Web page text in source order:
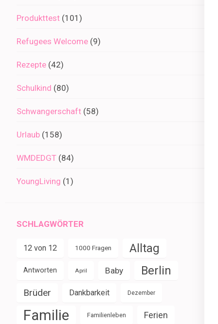
Produkttest (101)
Refugees Welcome (9)
Rezepte (42)
Schulkind (80)
Schwangerschaft (58)
Urlaub (158)
WMDEDGT (84)
YoungLiving (1)
SCHLAGWÖRTER
12 von 12 1000 Fragen Alltag
Antworten April Baby Berlin
Brüder Dankbarkeit Dezember
Familie Familienleben Ferien